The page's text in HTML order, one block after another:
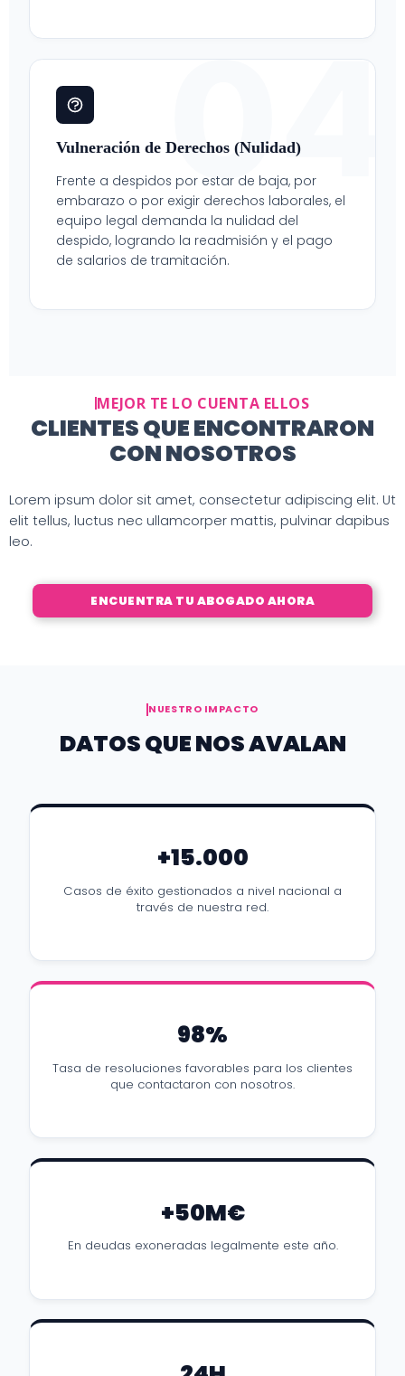
04
Vulneración de Derechos (Nulidad)
Frente a despidos por estar de baja, por
embarazo o por exigir derechos laborales, el
equipo legal demanda la nulidad del
despido, logrando la readmisión y el pago
de salarios de tramitación.
MEJOR TE LO CUENTA ELLOS
CLIENTES QUE ENCONTRARON
CON NOSOTROS
Lorem ipsum dolor sit amet, consectetur adipiscing elit. Ut
elit tellus, luctus nec ullamcorper mattis, pulvinar dapibus
leo.
ENCUENTRA TU ABOGADO AHORA
NUESTRO IMPACTO
DATOS QUE NOS AVALAN
+15.000
Casos de éxito gestionados a nivel nacional a
través de nuestra red.
98%
Tasa de resoluciones favorables para los clientes
que contactaron con nosotros.
+50M€
En deudas exoneradas legalmente este año.